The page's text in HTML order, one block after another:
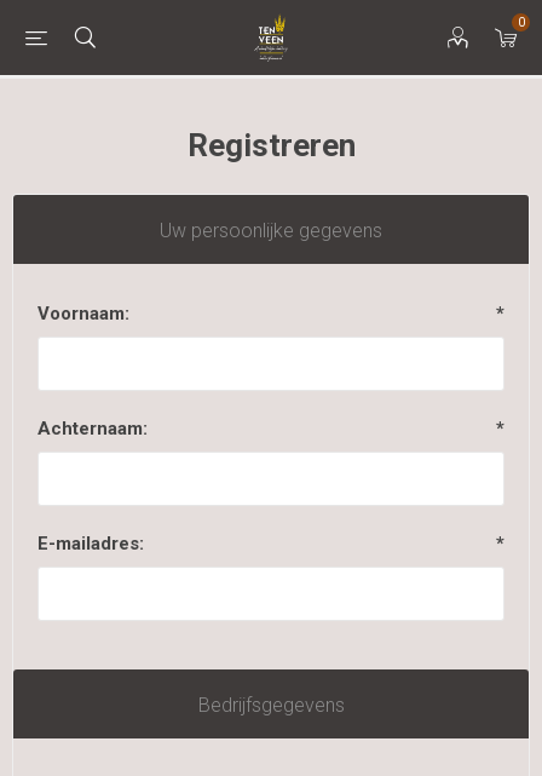
0
Registreren
Uw persoonlijke gegevens
Voornaam: *
Achternaam: *
E-mailadres: *
Bedrijfsgegevens